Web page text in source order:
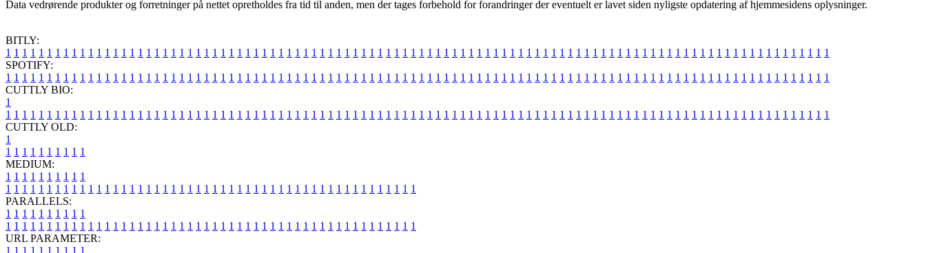
Data vedrørende produkter og forretninger på nettet opretholdes fra tid til anden, men der tages forbehold for forandringer der eventuelt er lavet siden nyligste opdatering af hjemmesidens oplysninger.
BITLY:
1 1 1 1 1 1 1 1 1 1 1 1 1 1 1 1 1 1 1 1 1 1 1 1 1 1 1 1 1 1 1 1 1 1 1 1 1 1 1 1 1 1 1 1 1 1 1 1 1 1 1 1 1 1 1 1 1 1 1 1 1 1 1 1 1 1 1 1 1 1 1 1 1 1 1 1 1 1 1 1 1 1 1 1 1 1 1 1 1 1 1 1 1 1 1 1 1 1 1 1
SPOTIFY:
1 1 1 1 1 1 1 1 1 1 1 1 1 1 1 1 1 1 1 1 1 1 1 1 1 1 1 1 1 1 1 1 1 1 1 1 1 1 1 1 1 1 1 1 1 1 1 1 1 1 1 1 1 1 1 1 1 1 1 1 1 1 1 1 1 1 1 1 1 1 1 1 1 1 1 1 1 1 1 1 1 1 1 1 1 1 1 1 1 1 1 1 1 1 1 1 1 1 1 1
CUTTLY BIO:
1
1 1 1 1 1 1 1 1 1 1 1 1 1 1 1 1 1 1 1 1 1 1 1 1 1 1 1 1 1 1 1 1 1 1 1 1 1 1 1 1 1 1 1 1 1 1 1 1 1 1 1 1 1 1 1 1 1 1 1 1 1 1 1 1 1 1 1 1 1 1 1 1 1 1 1 1 1 1 1 1 1 1 1 1 1 1 1 1 1 1 1 1 1 1 1 1 1 1 1 1
CUTTLY OLD:
1
1 1 1 1 1 1 1 1 1 1
MEDIUM:
1 1 1 1 1 1 1 1 1 1
1 1 1 1 1 1 1 1 1 1 1 1 1 1 1 1 1 1 1 1 1 1 1 1 1 1 1 1 1 1 1 1 1 1 1 1 1 1 1 1 1 1 1 1 1 1 1 1 1 1
PARALLELS:
1 1 1 1 1 1 1 1 1 1
1 1 1 1 1 1 1 1 1 1 1 1 1 1 1 1 1 1 1 1 1 1 1 1 1 1 1 1 1 1 1 1 1 1 1 1 1 1 1 1 1 1 1 1 1 1 1 1 1 1
URL PARAMETER:
1 1 1 1 1 1 1 1 1 1